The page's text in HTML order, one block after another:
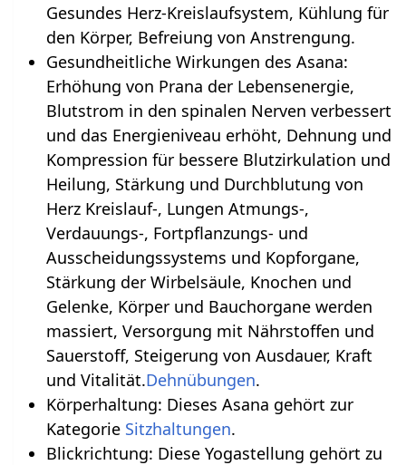
Gesundes Herz-Kreislaufsystem, Kühlung für
den Körper, Befreiung von Anstrengung.
Gesundheitliche Wirkungen des Asana:
Erhöhung von Prana der Lebensenergie,
Blutstrom in den spinalen Nerven verbessert
und das Energieniveau erhöht, Dehnung und
Kompression für bessere Blutzirkulation und
Heilung, Stärkung und Durchblutung von
Herz Kreislauf-, Lungen Atmungs-,
Verdauungs-, Fortpflanzungs- und
Ausscheidungssystems und Kopforgane,
Stärkung der Wirbelsäule, Knochen und
Gelenke, Körper und Bauchorgane werden
massiert, Versorgung mit Nährstoffen und
Sauerstoff, Steigerung von Ausdauer, Kraft
und Vitalität.Dehnübungen.
Körperhaltung: Dieses Asana gehört zur
Kategorie Sitzhaltungen.
Blickrichtung: Diese Yogastellung gehört zu